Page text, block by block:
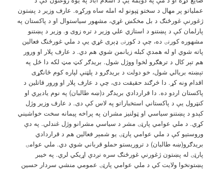
عملیاتو پر مهال د سختو ټپونو له امله ساه ورکړه. عارف وزیر د پښتون
ژغورنې غورځنګ د بل مخکښ غړي، مشهور سیاستوال او د پاکستان په
پارلمان کې د پښتنو د استازي علي وزیر د تره زوی و. وزیر د پښتنو
مشهوره کورنۍ ده، چې د کورنۍ ډېری غړي يې د ملي غورځنګ فعالین
پاته شوي او له همدې کبله زیانمن شوي هم دي. د عارف پلار او ورور
هم تېر کال د ترهګرو لخوا ووژل شول. بریدګر کټ مټ لکه دا ځل په
تېښته بریالي شول، خو دولت د بریدګرو د پلټنې لپاره کوم ځانګړی
اقدام ونه کړ. دا څرګند حقیقت دی، چې د عارف پلار او ورور قاتلین د
پاکستان اردو ده. دا قراردادي بریدګر د(ښه طالبان) په نوم یادیږي او
کنټرول يې د پاکستاني استخباراتو په لاس کې دی. د عارف وزیر وژل
کېدو د پښتنو سیاسي او ټولنیز مشران په پراخه پیمانه سخت خواشیني
کړي. د ملي عوامي پارټۍ مشر د سیاسي مشرانو وژل غندلي. په دې
وروستیو کې د ملي عوامي پارټۍ یو شمېر فعالین هم د قراردادي
بریدګرو(ښه طالبان) د تروریستو حملو قرباني شوي دي. ملي عوامۍ
پارټۍ له پښتون ژغورنې غورځنګ سره نږدې اړیکي لري. په خیبر
پښتونخوا ولایت کې د ملي عوامي پارټۍ عمومي منشي سردار حسین